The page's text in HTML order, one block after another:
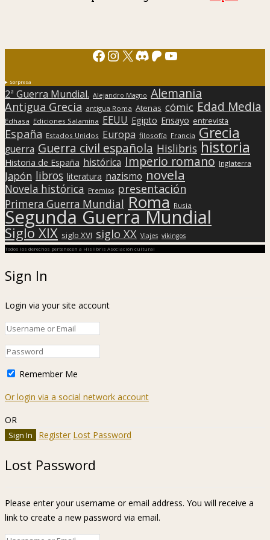
Facebook
Instagram
X Discord
Patreon
YouTube
Sorpresa
2ª Guerra Mundial. Alejandro Magno Alemania
Antigua Grecia antigua Roma Atenas cómic Edad Media
Edhasa Ediciones Salamina EEUU Egipto Ensayo entrevista
España Estados Unidos Europa filosofía Francia Grecia
guerra Guerra civil española Hislibris historia
Historia de España histórica Imperio romano Inglaterra
Japón libros literatura nazismo novela
Novela histórica Premios presentación
Primera Guerra Mundial Roma Rusia
Segunda Guerra Mundial
Siglo XIX siglo XVI siglo XX Viajes vikingos
Todos los derechos pertenecen a Hislibris Asociación cultural
Sign In
Login via your site account
Remember Me
Or login via a social network account
OR
Register Lost Password
Lost Password
Please enter your username or email address. You will receive a
link to create a new password via email.